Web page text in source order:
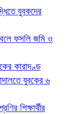
যুবকদের
ফসলি জমি ও
কারাদণ্ড
যুবকের ৬
শিক্ষার্থীর